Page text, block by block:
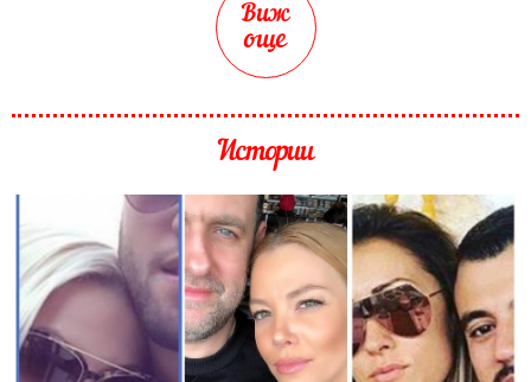
Виж
още
Истории